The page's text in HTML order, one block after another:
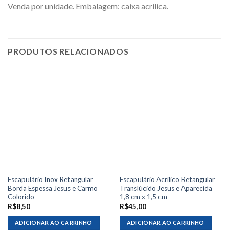
Venda por unidade. Embalagem: caixa acrílica.
PRODUTOS RELACIONADOS
Escapulário Inox Retangular
Borda Espessa Jesus e Carmo
Colorido
R$8,50
ADICIONAR AO CARRINHO
Escapulário Acrílico Retangular
Translúcido Jesus e Aparecida
1,8 cm x 1,5 cm
R$45,00
ADICIONAR AO CARRINHO